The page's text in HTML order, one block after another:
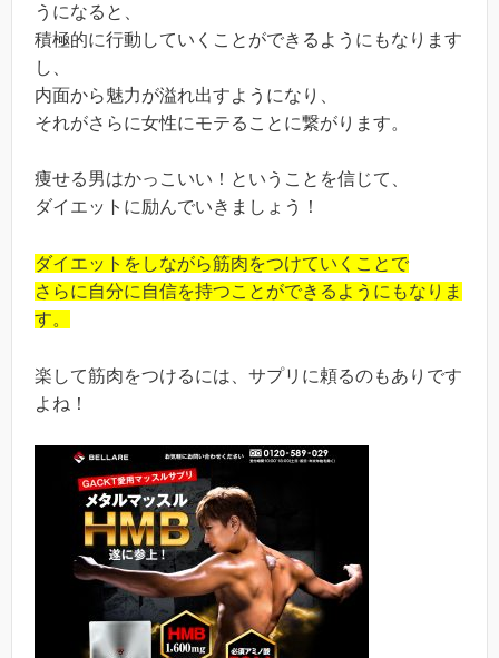
うになると、
積極的に行動していくことができるようにもなります
し、
内面から魅力が溢れ出すようになり、
それがさらに女性にモテることに繋がります。
痩せる男はかっこいい！ということを信じて、
ダイエットに励んでいきましょう！
ダイエットをしながら筋肉をつけていくことで
さらに自分に自信を持つことができるようにもなりま
す。
楽して筋肉をつけるには、サプリに頼るのもありです
よね！